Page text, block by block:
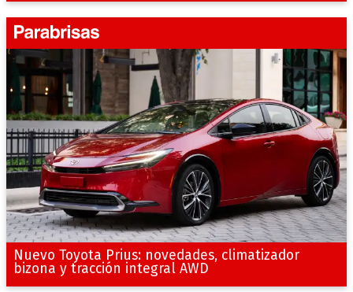
Nuevo Toyota Prius: novedades, climatizador
bizona y tracción integral AWD